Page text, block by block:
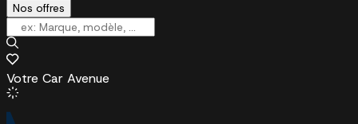
Nos offres
Votre Car Avenue